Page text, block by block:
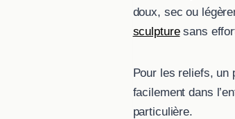
doux, sec ou
sculpturesans
Pour les reliefs, un
facilement dans
particulière.